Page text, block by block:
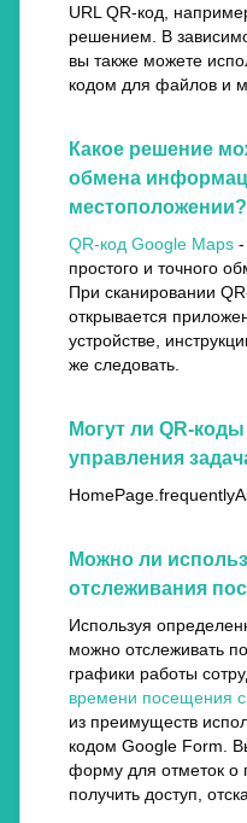
URL QR-код,
решением. В
вы также можете
кодом для файлов и
Какое решение
обмена
местоположении?
QR-код Google Maps
простого и точного
При сканировании
открывается
устройстве,
же следовать.
Могут ли QR-
управления
Можно ли
отслеживания
Используя
можно отслеживать
графики работы
времени посещения
из преимуществ
кодом Google Form.
форму для отметок о
получить доступ,